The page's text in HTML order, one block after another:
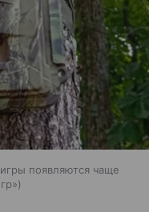
появляются чаще